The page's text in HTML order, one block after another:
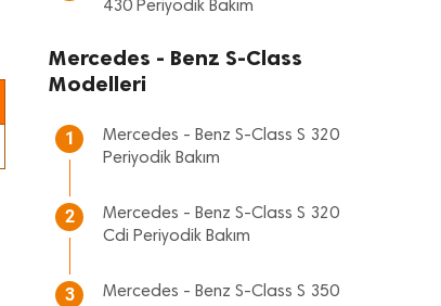
430 Periyodik Bakım
Mercedes - Benz S-Class
Modelleri
1
Mercedes - Benz S-Class S 320
Periyodik Bakım
2
Mercedes - Benz S-Class S 320
Cdi Periyodik Bakım
3
Mercedes - Benz S-Class S 350